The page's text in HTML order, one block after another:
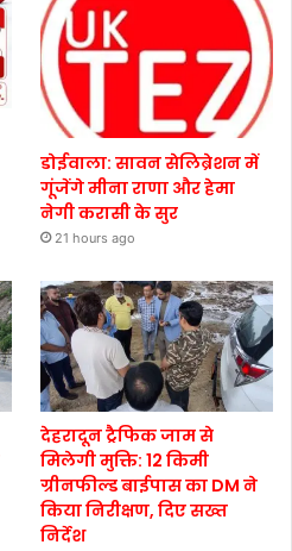
डोईवाला: सावन सेलिब्रेशन में
गूंजेंगे मीना राणा और हेमा
नेगी करासी के सुर
21 hours ago
देहरादून ट्रैफिक जाम से
मिलेगी मुक्ति: 12 किमी
ग्रीनफील्ड बाईपास का DM ने
किया निरीक्षण, दिए सख्त
निर्देश